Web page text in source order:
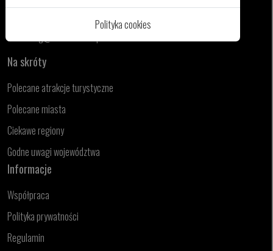
marketing@niesamowitapolska.eu
Na skróty
Polecane atrakcje turystyczne
Polecane miasta
Ciekawe regiony
Godne uwagi województwa
Informacje
Współpraca
Polityka prywatności
Regulamin
Polityka cookies